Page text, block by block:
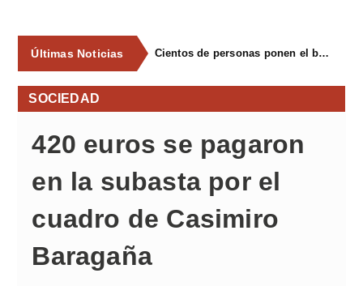
Últimas Noticias Cientos de personas ponen el broche final a las fiestas de La Salud de Lieres con la tradicional merienda
SOCIEDAD
420 euros se pagaron
en la subasta por el
cuadro de Casimiro
Baragaña